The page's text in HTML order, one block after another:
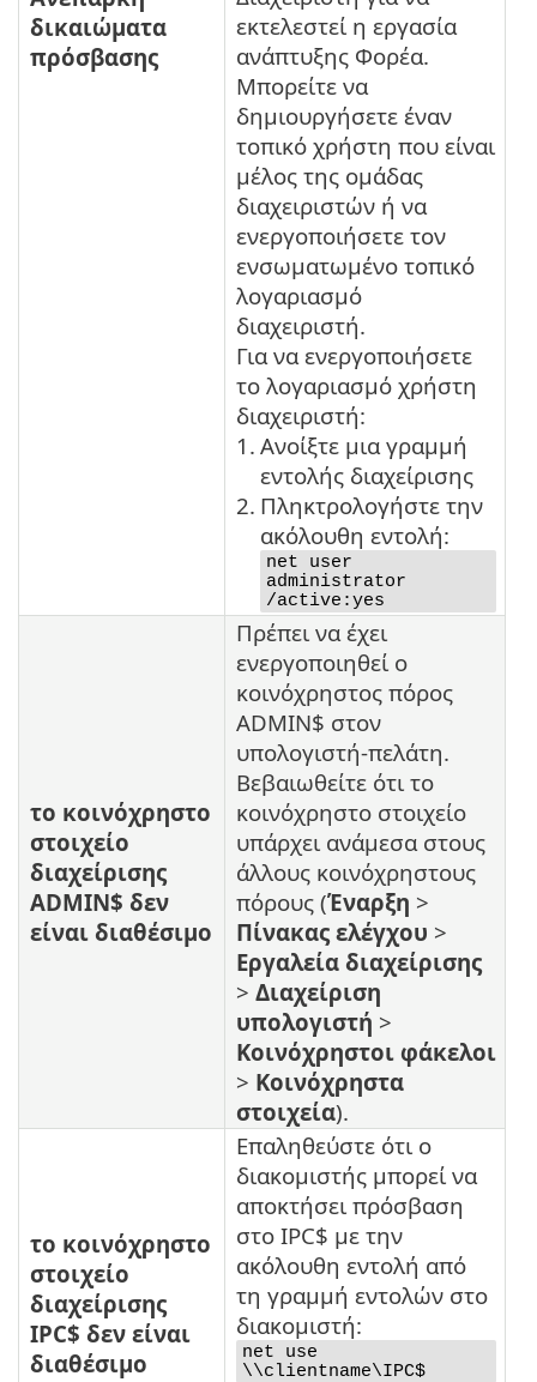
δικαιώματα
πρόσβασης
εκτελεστεί η εργασία
ανάπτυξης Φορέα.
Μπορείτε να
δημιουργήσετε έναν
τοπικό χρήστη που είναι
μέλος της ομάδας
διαχειριστών ή να
ενεργοποιήσετε τον
ενσωματωμένο τοπικό
λογαριασμό
διαχειριστή.
Για να ενεργοποιήσετε
το λογαριασμό χρήστη
διαχειριστή:
1. Ανοίξτε μια γραμμή
εντολής διαχείρισης
2. Πληκτρολογήστε την
ακόλουθη εντολή:
net user
administrator
/active:yes
το κοινόχρηστο
στοιχείο
διαχείρισης
ADMIN$ δεν
είναι διαθέσιμο
Πρέπει να έχει
ενεργοποιηθεί ο
κοινόχρηστος πόρος
ADMIN$ στον
υπολογιστή-πελάτη.
Βεβαιωθείτε ότι το
κοινόχρηστο στοιχείο
υπάρχει ανάμεσα στους
άλλους κοινόχρηστους
πόρους (Έναρξη >
Πίνακας ελέγχου >
Εργαλεία διαχείρισης
> Διαχείριση
υπολογιστή >
Κοινόχρηστοι φάκελοι
> Κοινόχρηστα
στοιχεία).
το κοινόχρηστο
στοιχείο
διαχείρισης
IPC$ δεν είναι
διαθέσιμο
Επαληθεύστε ότι ο
διακομιστής μπορεί να
αποκτήσει πρόσβαση
στο IPC$ με την
ακόλουθη εντολή από
τη γραμμή εντολών στο
διακομιστή:
net use
\\clientname\IPC$